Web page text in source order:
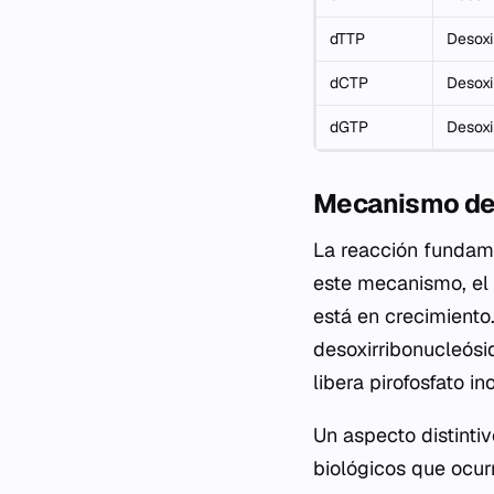
dTTP
dCTP
dGTP
Mecanismo
La reacción
este mecanismo,
está en
libera pirofosfato
Un aspecto
biológicos que